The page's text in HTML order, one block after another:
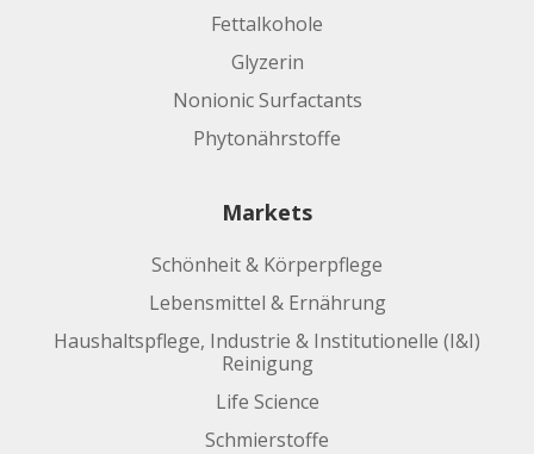
Fettalkohole
Glyzerin
Nonionic Surfactants
Phytonährstoffe
Markets
Schönheit & Körperpflege
Lebensmittel & Ernährung
Haushaltspflege, Industrie & Institutionelle (I&I)
Reinigung
Life Science
Schmierstoffe